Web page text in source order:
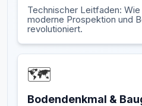
Technischer Leitfaden:
moderne Prospektion und
revolutioniert.
🗺️
Bodendenkmal &